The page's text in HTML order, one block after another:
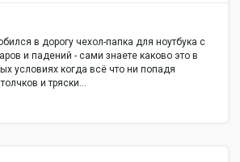
в дорогу чехол-папка для ноутбука с
и падений - сами знаете каково это в
условиях когда всё что ни попадя
и тряски…